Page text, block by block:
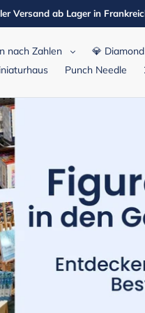
Versand ab Lager in
nach Zahlen 💎
Punch Needle